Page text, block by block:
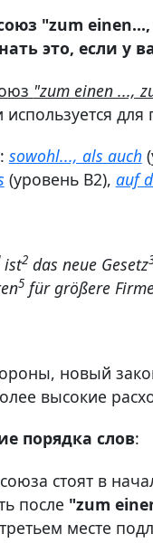
"zum
это, если у
"zum einen ...,
используется
sowohl..., als auch
(уровень В2), auf
ist2das neue Gesetz
5für größere
новый
высокие
порядка слов:
стоят в
после "zum
месте